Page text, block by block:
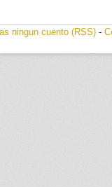
ningun cuento (RSS) -